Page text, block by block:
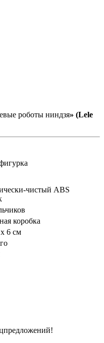
роботы ниндзя» (Lele
чистый ABS
коробка
6 см